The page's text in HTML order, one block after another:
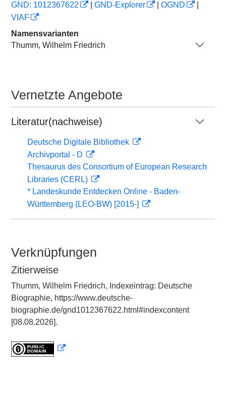
GND: 1012367622
GND-Explorer OGND
VIAF
Namensvarianten
Thumm, Wilhelm Friedrich
Vernetzte Angebote
Literatur(nachweise)
Deutsche Digitale Bibliothek
Archivportal - D
Thesaurus des Consortium of European Research
Libraries (CERL)
* Landeskunde Entdecken Online - Baden-
Württemberg (LEO-BW) [2015-]
Verknüpfungen
Zitierweise
Thumm, Wilhelm Friedrich, Indexeintrag: Deutsche
Biographie, https://www.deutsche-
biographie.de/gnd1012367622.html#indexcontent
[08.08.2026].